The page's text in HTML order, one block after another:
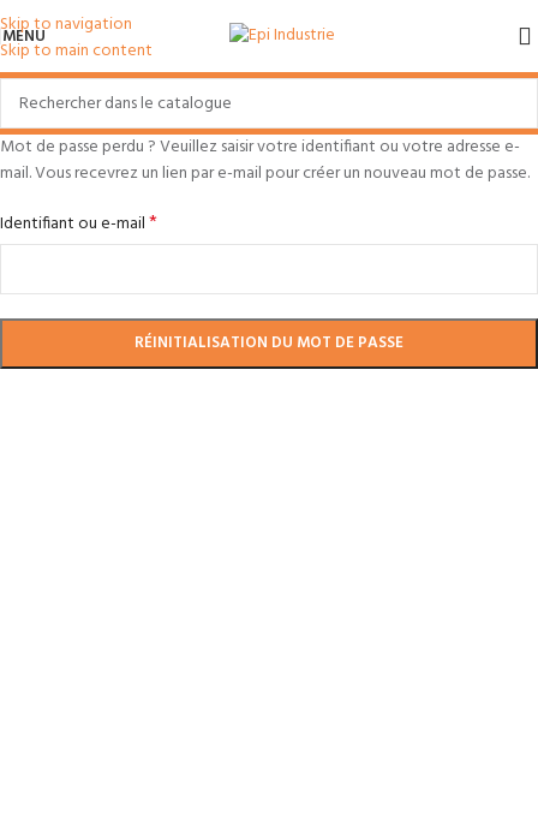
Skip to navigation
Skip to main content
MENU
Mot de passe perdu ? Veuillez saisir votre identifiant ou votre adresse e-
mail. Vous recevrez un lien par e-mail pour créer un nouveau mot de passe.
Identifiant ou e-mail*
RÉINITIALISATION DU MOT DE PASSE